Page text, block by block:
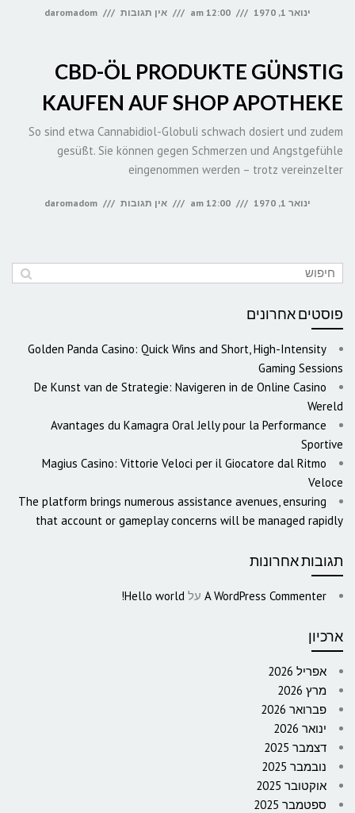
ינואר 1, 1970 12:00 am אין תגובות daromadom
CBD-ÖL PRODUKTE GÜNSTIG
KAUFEN AUF SHOP APOTHEKE
So sind etwa Cannabidiol-Globuli schwach dosiert und zudem
gesüßt. Sie können gegen Schmerzen und Angstgefühle
eingenommen werden – trotz vereinzelter
ינואר 1, 1970 12:00 am אין תגובות daromadom
פוסטים אחרונים
Golden Panda Casino: Quick Wins and Short, High-Intensity
Gaming Sessions
De Kunst van de Strategie: Navigeren in de Online Casino
Wereld
Avantages du Kamagra Oral Jelly pour la Performance
Sportive
Magius Casino: Vittorie Veloci per il Giocatore dal Ritmo
Veloce
The platform brings numerous assistance avenues, ensuring
that account or gameplay concerns will be managed rapidly
תגובות אחרונות
A WordPress Commenter על Hello world!
ארכיון
אפריל 2026
מרץ 2026
פברואר 2026
ינואר 2026
דצמבר 2025
נובמבר 2025
אוקטובר 2025
ספטמבר 2025